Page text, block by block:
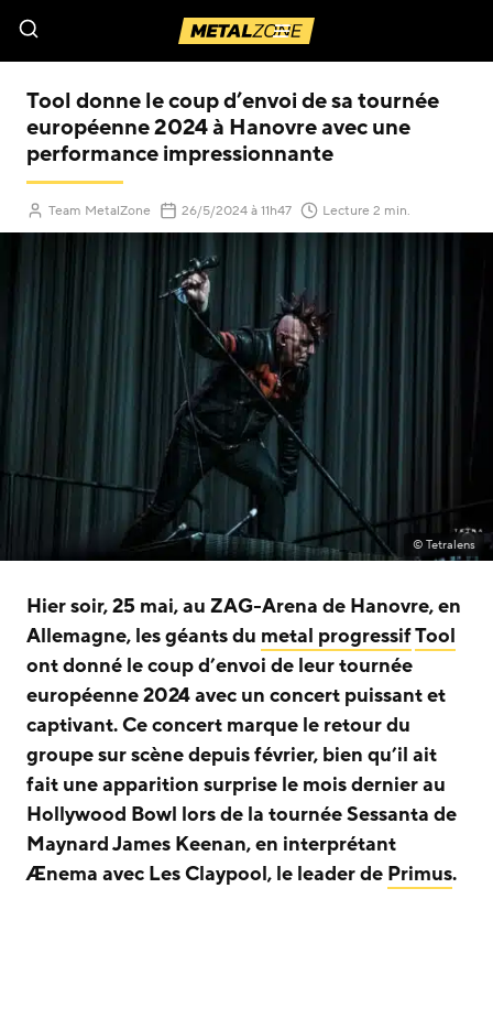
Menu
Tool donne le coup d’envoi de sa tournée
européenne 2024 à Hanovre avec une
performance impressionnante
Team MetalZone 26/5/2024(Mis à jour le )
à 11h47 Lecture 2 min.
© Tetralens
Hier soir, 25 mai, au ZAG-Arena de Hanovre, en
Allemagne, les géants du metal progressifTool
ont donné le coup d’envoi de leur tournée
européenne 2024 avec un concert puissant et
captivant. Ce concert marque le retour du
groupe sur scène depuis février, bien qu’il ait
fait une apparition surprise le mois dernier au
Hollywood Bowl lors de la tournée Sessanta de
Maynard James Keenan, en interprétant
Ænema avec Les Claypool, le leader de Primus.